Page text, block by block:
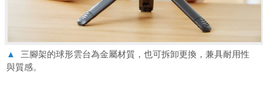
▲
三腳架的球形雲台為金屬材質，也可拆卸更換，兼具耐用性
與質感。